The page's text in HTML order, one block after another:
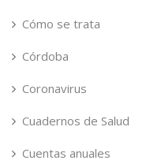
Cómo se trata
Córdoba
Coronavirus
Cuadernos de Salud
Cuentas anuales